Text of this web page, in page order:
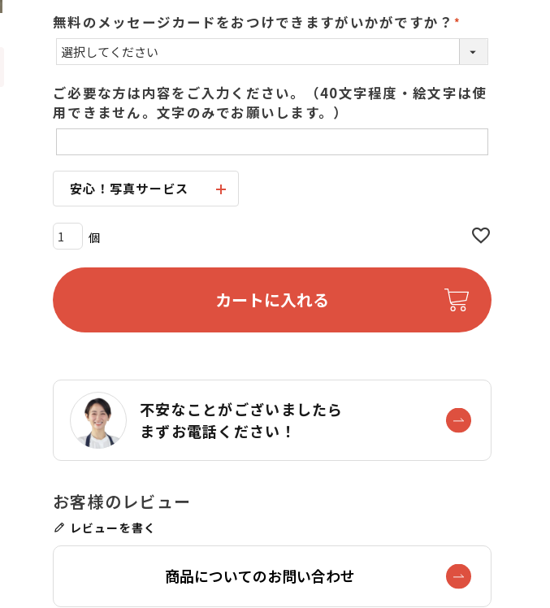
無料のメッセージカードをおつけできますがいかがですか？
(
)
ご必要な方は内容をご入力ください。（40文字程度・絵文字は使
用できません。文字のみでお願いします。）
安心！写真サービス
カートに入れる
不安なことがございましたら
まずお電話ください！
レビューを書く
商品についてのお問い合わせ